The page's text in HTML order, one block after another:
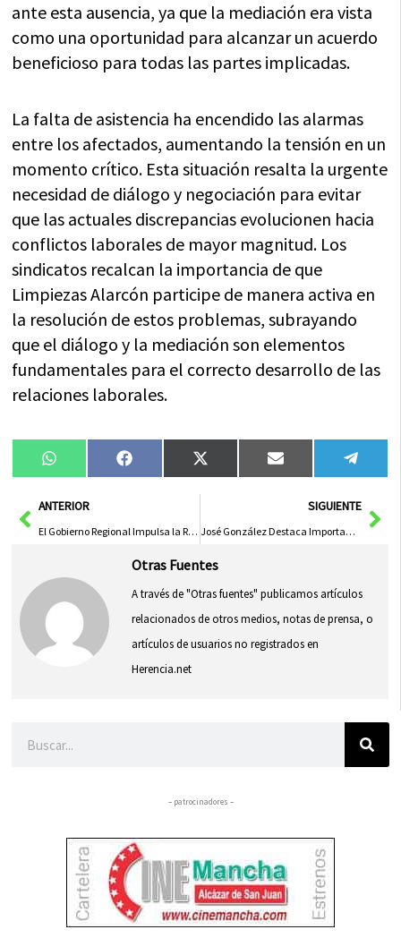
ante esta ausencia, ya que la mediación era vista
como una oportunidad para alcanzar un acuerdo
beneficioso para todas las partes implicadas.
La falta de asistencia ha encendido las alarmas
entre los afectados, aumentando la tensión en un
momento crítico. Esta situación resalta la urgente
necesidad de diálogo y negociación para evitar
que las actuales discrepancias evolucionen hacia
conflictos laborales de mayor magnitud. Los
sindicatos recalcan la importancia de que
Limpiezas Alarcón participe de manera activa en
la resolución de estos problemas, subrayando
que el diálogo y la mediación son elementos
fundamentales para el correcto desarrollo de las
relaciones laborales.
Compartir
en
WhatsAppCompartir
en
FacebookCompartir
en
X
(Twitter)
Compartir
en
Email
en
AntANTERIOR
El Gobierno Regional Impulsa la Rehabilitación de Viviendas con una Inversión de 8,7 Millones
SIGUIENTE
José González Destaca Importancia del Comercio Local en ‘Zona de Moda’ y Reafirma Apoyo de la Diputación
Otras Fuentes
A través de "Otras fuentes" publicamos artículos
relacionados de otros medios, notas de prensa, o
artículos de usuarios no registrados en
Herencia.net
– patrocinadores –